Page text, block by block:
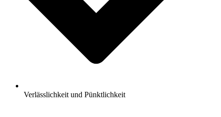
Verlässlichkeit und Pünktlichkeit